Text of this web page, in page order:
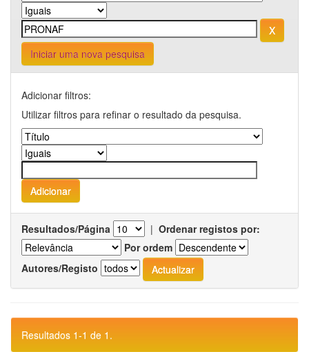
Iniciar uma nova pesquisa
Adicionar filtros:
Utilizar filtros para refinar o resultado da pesquisa.
Resultados/Página | Ordenar registos por:
Por ordem
Autores/Registo
Resultados 1-1 de 1.